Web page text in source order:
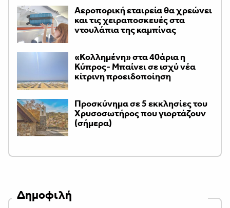
Αεροπορική εταιρεία θα χρεώνει
και τις χειραποσκευές στα
ντουλάπια της καμπίνας
«Κολλημένη» στα 40άρια η
Κύπρος- Μπαίνει σε ισχύ νέα
κίτρινη προειδοποίηση
Προσκύνημα σε 5 εκκλησίες του
Χρυσοσωτήρος που γιορτάζουν
(σήμερα)
Δημοφιλή